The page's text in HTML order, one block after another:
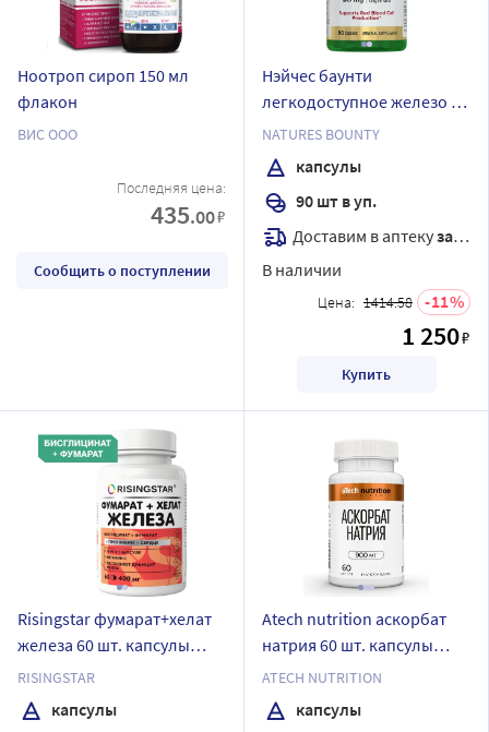
Ноотроп сироп 150 мл
флакон
ВИС ООО
Последняя цена:
435.00₽
Сообщить о поступлении
Нэйчес баунти
легкодоступное железо 28
мг 90 шт. капсулы массой
546 мг
NATURES BOUNTY
капсулы
90 шт в уп.
Доставим в аптекузавтра
В наличии
Цена: 1414.58 11
1 250₽
Купить
Risingstar фумарат+хелат
железа 60 шт. капсулы
массой 400 мг
RISINGSTAR
капсулы
Atech nutrition аскорбат
натрия 60 шт. капсулы
массой 1220 мг
ATECH NUTRITION
капсулы